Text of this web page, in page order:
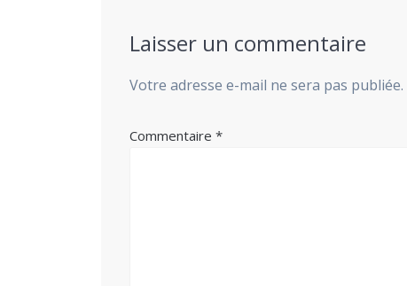
Laisser un commentaire
Votre adresse e-mail ne sera pas publiée.
Commentaire*